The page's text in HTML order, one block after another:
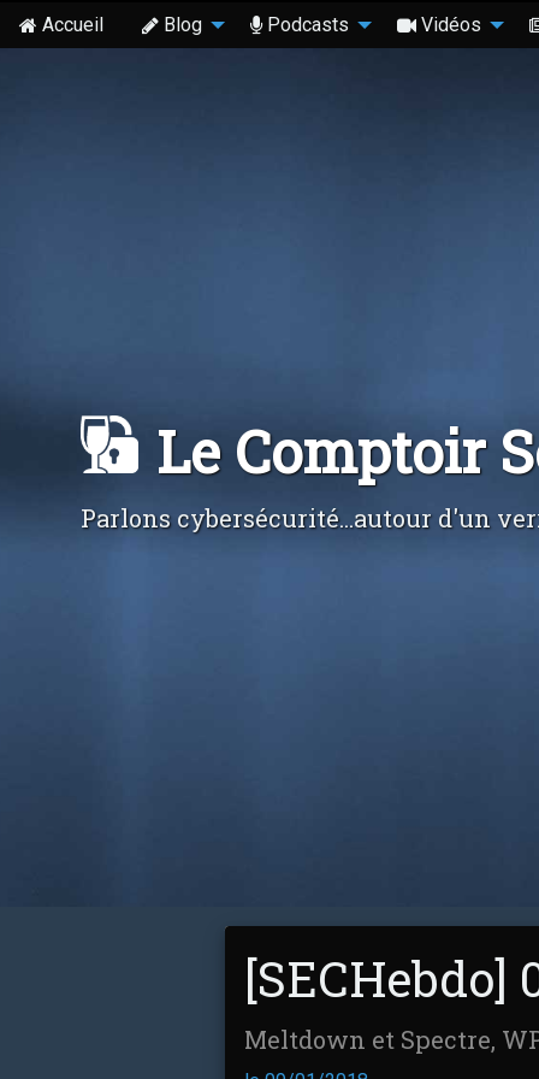
Accueil Blog Podcasts Vidéos
Le Comptoir
Parlons cybersécurité...autour d'un
[SECHebdo]
Meltdown et Spectre,